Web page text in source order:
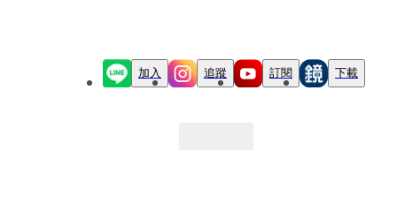
加入 追蹤 訂閱 下載